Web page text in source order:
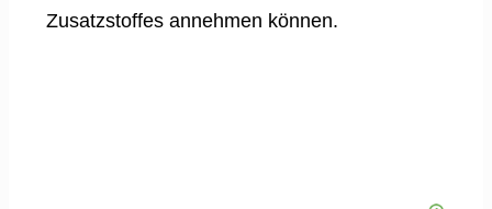
Zusatzstoffes annehmen können.